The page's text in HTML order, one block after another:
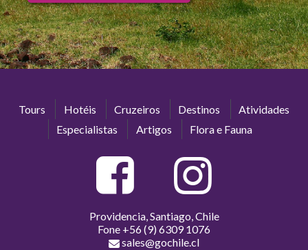
Tours Hotéis Cruzeiros Destinos
Atividades
Especialistas
Artigos Flora e Fauna
Providencia, Santiago, Chile
Fone +56 (9) 6309 1076
sales@gochile.cl